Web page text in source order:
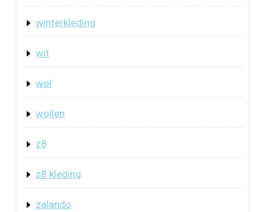
winterkleding
wit
wol
wollen
z8
z8 kleding
zalando